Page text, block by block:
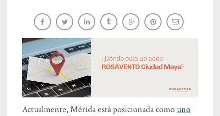
¿Dónde está ubicado ROSAVENTO Ciudad
Maya?
AXEDA
Actualmente, Mérida está posicionada comouno